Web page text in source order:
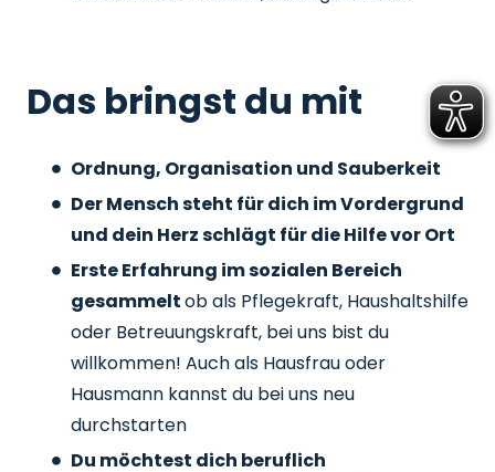
Das bringst du mit
Ordnung, Organisation und Sauberkeit
Der Mensch steht für dich im Vordergrund
und dein Herz schlägt für die Hilfe vor Ort
Erste Erfahrung im sozialen Bereich
gesammeltob als Pflegekraft, Haushaltshilfe
oder Betreuungskraft, bei uns bist du
willkommen! Auch als Hausfrau oder
Hausmann kannst du bei uns neu
durchstarten
Du möchtest dich beruflich